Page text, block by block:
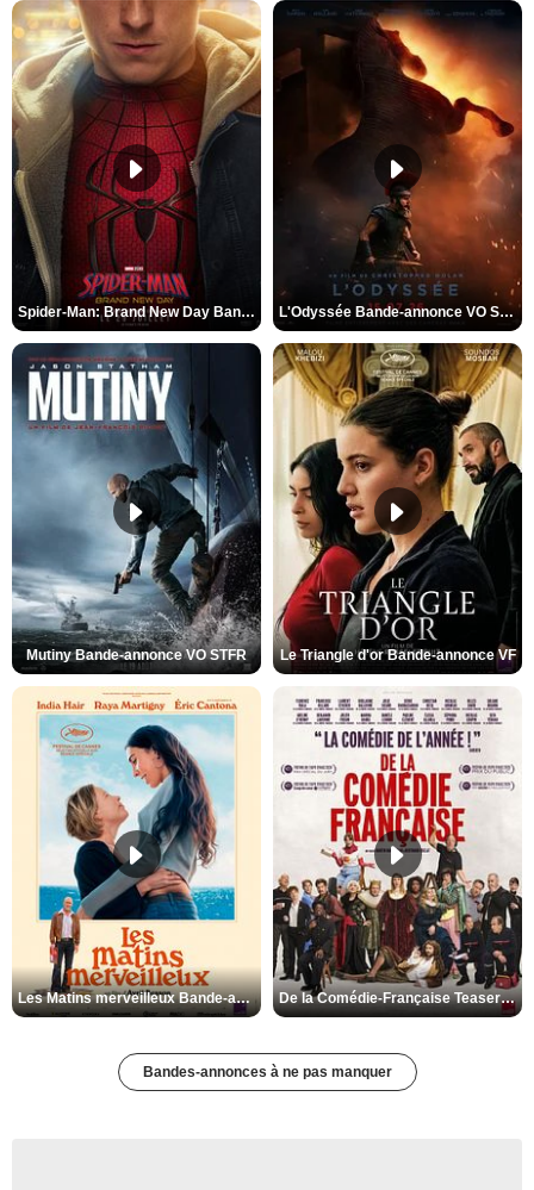
Spider-Man: Brand New Day Bande-annonce VO STFR L'Odyssée Bande-annonce VO STFR
Mutiny Bande-annonce VO STFR Le Triangle d'or Bande-annonce VF
Les Matins merveilleux Bande-annonce VF De la Comédie-Française Teaser VF
Bandes-annonces à ne pas manquer